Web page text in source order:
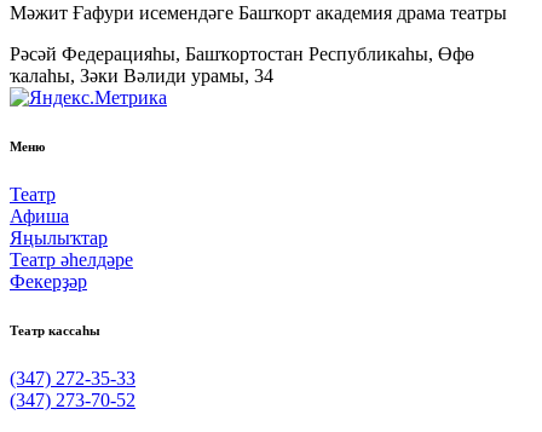
Мәжит Ғафури исемендәге Башҡорт академия драма театры
Рәсәй Федерацияһы, Башҡортостан Республикаһы, Өфө
ҡалаһы, Зәки Вәлиди урамы, 34
Меню
Театр
Афиша
Яңылыҡтар
Театр әһелдәре
Фекерҙәр
Театр кассаһы
(347) 272-35-33
(347) 273-70-52